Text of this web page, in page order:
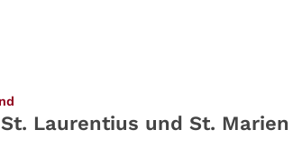
:
Laurentius und St. Marien